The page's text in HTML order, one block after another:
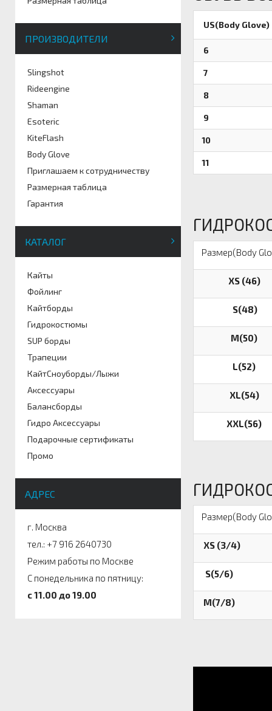
ПРОИЗВОДИТЕЛИ
Slingshot
Rideengine
Shaman
Esoteric
KiteFlash
Body Glove
Приглашаем к сотрудничеству
Размерная таблица
Гарантия
КАТАЛОГ
Кайты
Фойлинг
Кайтборды
Гидрокостюмы
SUP борды
Трапеции
КайтСноуборды/Лыжи
Аксессуары
Балансборды
Гидро Аксессуары
Подарочные сертификаты
Промо
АДРЕС
г. Москва
тел.: +7 916 2640730
Режим работы по Москве
С понедельника по пятницу:
c 11.00 до 19.00
US(Body Glove)
6
7
8
9
10
11
Размер(Body
XS (46)
S(48)
M(50)
L(52)
XL(54)
XXL(56)
Размер(Body
XS (3/4)
S(5/6)
M(7/8)